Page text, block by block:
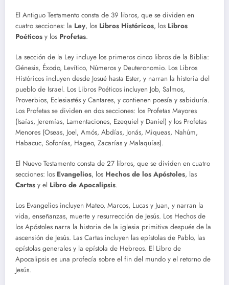
El Antiguo Testamento consta de 39 libros, que se dividen en
cuatro secciones: la Ley, los Libros Históricos, los Libros
Poéticos y los Profetas.
La sección de la Ley incluye los primeros cinco libros de la Biblia:
Génesis, Éxodo, Levítico, Números y Deuteronomio. Los Libros
Históricos incluyen desde Josué hasta Ester, y narran la historia del
pueblo de Israel. Los Libros Poéticos incluyen Job, Salmos,
Proverbios, Eclesiastés y Cantares, y contienen poesía y sabiduría.
Los Profetas se dividen en dos secciones: los Profetas Mayores
(Isaías, Jeremías, Lamentaciones, Ezequiel y Daniel) y los Profetas
Menores (Oseas, Joel, Amós, Abdías, Jonás, Miqueas, Nahúm,
Habacuc, Sofonías, Hageo, Zacarías y Malaquías).
El Nuevo Testamento consta de 27 libros, que se dividen en cuatro
secciones: los Evangelios, los Hechos de los Apóstoles, las
Cartas y el Libro de Apocalipsis.
Los Evangelios incluyen Mateo, Marcos, Lucas y Juan, y narran la
vida, enseñanzas, muerte y resurrección de Jesús. Los Hechos de
los Apóstoles narra la historia de la iglesia primitiva después de la
ascensión de Jesús. Las Cartas incluyen las epístolas de Pablo, las
epístolas generales y la epístola de Hebreos. El Libro de
Apocalipsis es una profecía sobre el fin del mundo y el retorno de
Jesús.